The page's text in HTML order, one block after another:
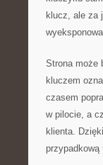
klucz, ale za
Strona może
kluczem
czasem
w pilocie, a
klienta.
przypadkową